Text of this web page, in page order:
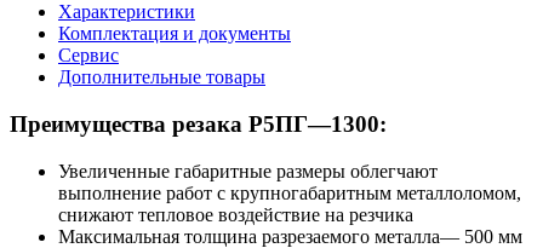
Характеристики
Комплектация и документы
Сервис
Дополнительные товары
Преимущества резака Р5ПГ—1300:
Увеличенные габаритные размеры облегчают
выполнение работ с крупногабаритным металлоломом,
снижают тепловое воздействие на резчика
Максимальная толщина разрезаемого металла— 500 мм